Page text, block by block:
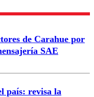
de Carahue por
SAE
país: revisa la